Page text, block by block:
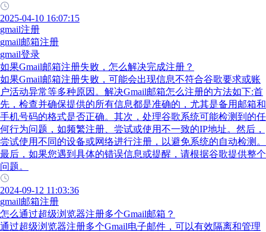
2025-04-10 16:07:15
gmail注册
gmail邮箱注册
gmail登录
如果Gmail邮箱注册失败，怎么解决完成注册？
如果Gmail邮箱注册失败，可能会出现信息不符合谷歌要求或账
户活动异常等多种原因。解决Gmail邮箱怎么注册的方法如下:首
先，检查并确保提供的所有信息都是准确的，尤其是备用邮箱和
手机号码的格式是否正确。其次，处理谷歌系统可能检测到的任
何行为问题，如频繁注册、尝试或使用不一致的IP地址。然后，
尝试使用不同的设备或网络进行注册，以避免系统的自动检测。
最后，如果您遇到具体的错误信息或提醒，请根据谷歌提供整个
问题。
2024-09-12 11:03:36
gmail邮箱注册
怎么通过超级浏览器注册多个Gmail邮箱？
通过超级浏览器注册多个Gmail电子邮件，可以有效隔离和管理